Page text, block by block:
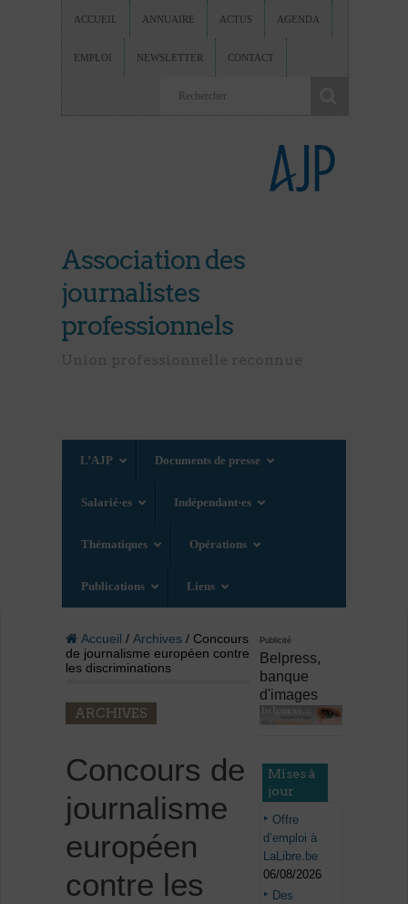
ACCUEIL ANNUAIRE ACTUS AGENDA
EMPLOI NEWSLETTER CONTACT
Association des
journalistes
professionnels
L’AJP Documents de presse
Salarié·es Indépendant·es
Thématiques Opérations
Publications Liens
Accueil / Archives/ Concours
de journalisme européen contre
les discriminations
ARCHIVES
Concours de
journalisme
européen
contre les
Publicité
Belpress,
banque
d'images
Mises à
jour
Offre
d’emploi à
LaLibre.be
06/08/2026
Des